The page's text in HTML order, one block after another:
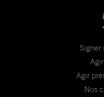
Signer
Agir
Nos